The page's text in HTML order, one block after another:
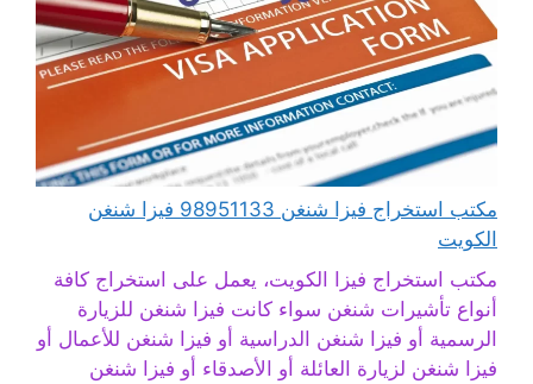
مكتب استخراج فيزا شنغن 98951133 فيزا شنغن
الكويت
مكتب استخراج فيزا الكويت، يعمل على استخراج كافة
أنواع تأشيرات شنغن سواء كانت فيزا شنغن للزيارة
الرسمية أو فيزا شنغن الدراسية أو فيزا شنغن للأعمال أو
فيزا شنغن لزيارة العائلة أو الأصدقاء أو فيزا شنغن